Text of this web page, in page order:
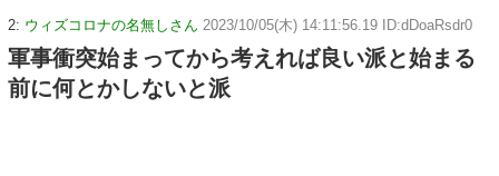
2: ウィズコロナの名無しさん 2023/10/05(木) 14:11:56.19 ID:dDoaRsdr0
軍事衝突始まってから考えれば良い派と始まる
前に何とかしないと派